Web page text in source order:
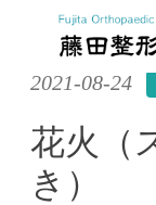
2021-08-24
花火（
き）